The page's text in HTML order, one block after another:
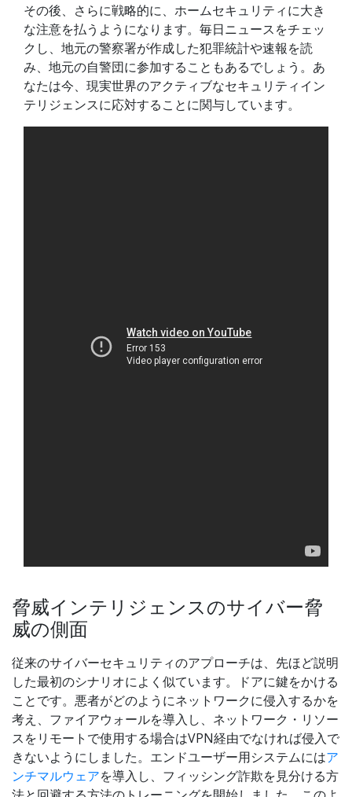
その後、さらに戦略的に、ホームセキュリティに大き
な注意を払うようになります。毎日ニュースをチェッ
クし、地元の警察署が作成した犯罪統計や速報を読
み、地元の自警団に参加することもあるでしょう。あ
なたは今、現実世界のアクティブなセキュリティイン
テリジェンスに応対することに関与しています。
脅威インテリジェンスのサイバー脅
威の側面
従来のサイバーセキュリティのアプローチは、先ほど説明
した最初のシナリオによく似ています。ドアに鍵をかける
ことです。悪者がどのようにネットワークに侵入するかを
考え、ファイアウォールを導入し、ネットワーク・リソー
スをリモートで使用する場合はVPN経由でなければ侵入で
きないようにしました。エンドユーザー用システムにはア
ンチマルウェアを導入し、フィッシング詐欺を見分ける方